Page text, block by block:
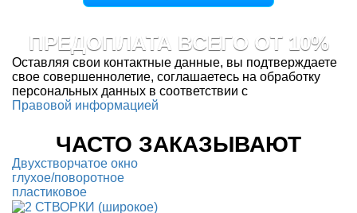
ПРЕДОПЛАТА ВСЕГО ОТ 10%
Оставляя свои контактные данные, вы подтверждаете
свое совершеннолетие, соглашаетесь на обработку
персональных данных в соответствии с
Правовой информацией
ЧАСТО ЗАКАЗЫВАЮТ
Двухстворчатое окно
глухое/поворотное
пластиковое